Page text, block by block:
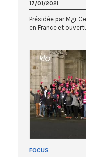
17/01/2021
Présidée par Mgr
en France et
FOCUS